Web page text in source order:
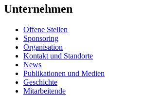
Unternehmen
Offene Stellen
Sponsoring
Organisation
Kontakt und Standorte
News
Publikationen und Medien
Geschichte
Mitarbeitende